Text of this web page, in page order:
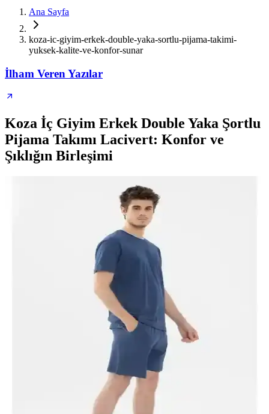
Ana Sayfa
koza-ic-giyim-erkek-double-yaka-sortlu-pijama-takimi-
yuksek-kalite-ve-konfor-sunar
İlham Veren Yazılar
Koza İç Giyim Erkek Double Yaka Şortlu
Pijama Takımı Lacivert: Konfor ve
Şıklığın Birleşimi